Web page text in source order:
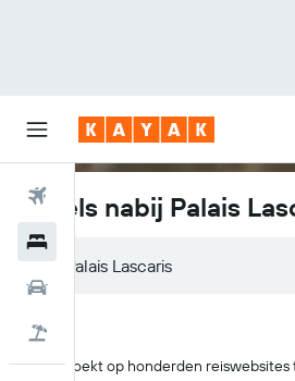
Vliegtickets
Hotels nabij Palais
KAYAK zoekt op honderden